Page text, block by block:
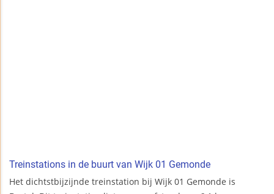
Treinstations in de buurt van Wijk 01 Gemonde
Het dichtstbijzijnde treinstation bij Wijk 01 Gemonde is